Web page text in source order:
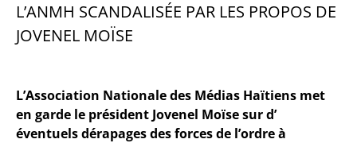
L’ANMH SCANDALISÉE PAR LES PROPOS DE
JOVENEL MOÏSE
L’Association Nationale des Médias Haïtiens met
en garde le président Jovenel Moïse sur d’
éventuels dérapages des forces de l’ordre à